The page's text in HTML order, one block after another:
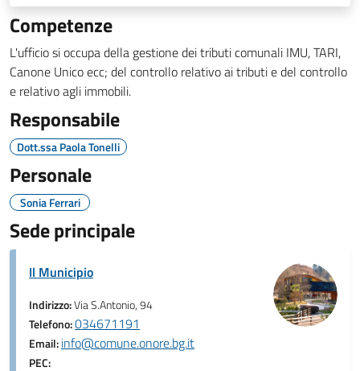
Competenze
L'ufficio si occupa della gestione dei tributi comunali IMU, TARI,
Canone Unico ecc; del controllo relativo ai tributi e del controllo
e relativo agli immobili.
Responsabile
Dott.ssa Paola Tonelli
Personale
Sonia Ferrari
Sede principale
Il Municipio
Indirizzo:Via S.Antonio, 94
Telefono:034671191
Email:info@comune.onore.bg.it
PEC: